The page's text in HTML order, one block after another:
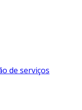
de serviços